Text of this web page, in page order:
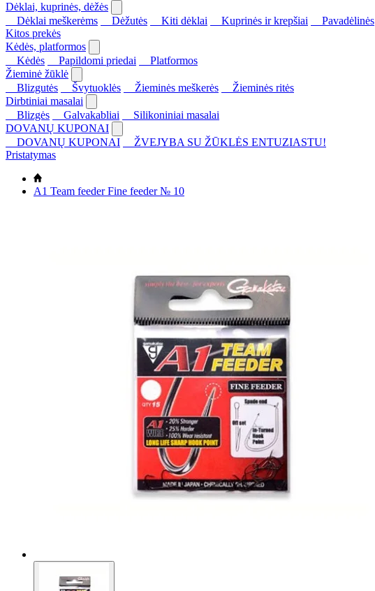
Dėklai, kuprinės, dėžės
Dėklai meškerėms
Dėžutės Kiti dėklai Kuprinės ir krepšiai
Pavadėlinės
Kitos prekės
Kėdės, platformos
Kėdės
Papildomi priedai
Platformos
Žieminė žūklė
Blizgutės
Švytuoklės Žieminės meškerės
Žieminės ritės
Dirbtiniai masalai
Blizgės
Galvakabliai
Silikoniniai masalai
DOVANŲ KUPONAI
DOVANŲ KUPONAI
ŽVEJYBA SU ŽŪKLĖS ENTUZIASTU!
Pristatymas
A1 Team feeder Fine feeder № 10